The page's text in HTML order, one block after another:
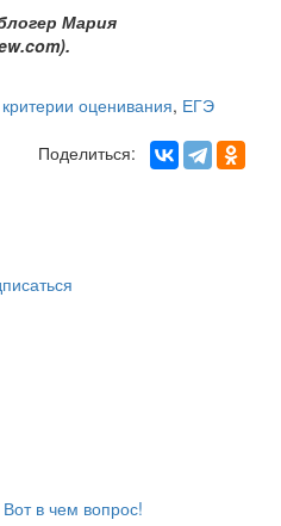
Мария
критерии оценивания, ЕГЭ
Поделиться: